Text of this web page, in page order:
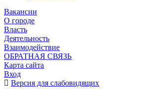
Вакансии
О городе
Власть
Деятельность
Взаимодействие
ОБРАТНАЯ СВЯЗЬ
Карта сайта
Вход
Версия для слабовидящих